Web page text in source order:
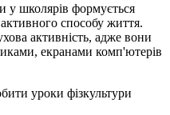
у школярів формується
способу життя.
активність, адже вони
екранами комп'ютерів
уроки фізкультури